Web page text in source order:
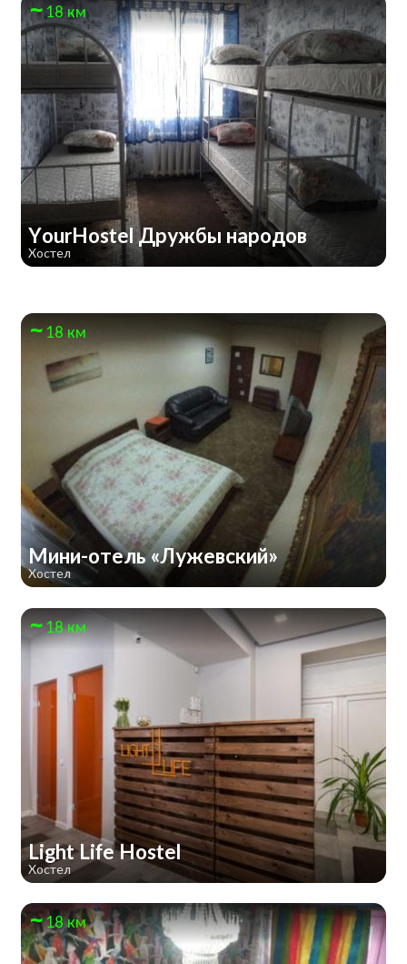
18 км
YourHostel Дружбы народов
Хостел
18 км
Мини-отель «Лужевский»
Хостел
18 км
Light Life Hostel
Хостел
18 км